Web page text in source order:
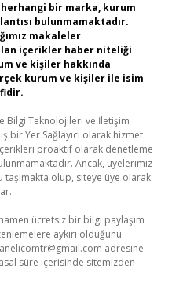
bir marka, kurum
bulunmamaktadır.
makaleler
içerikler haber niteliği
ve kişiler hakkında
kurum ve kişiler ile isim
Bilgi Teknolojileri ve İletişim
bir Yer Sağlayıcı olarak hizmet
proaktif olarak denetleme
Ancak, üyelerimiz
taşımakta olup, siteye üye olarak
ücretsiz bir bilgi paylaşım
aykırı olduğunu
adresine
süre içerisinde sitemizden